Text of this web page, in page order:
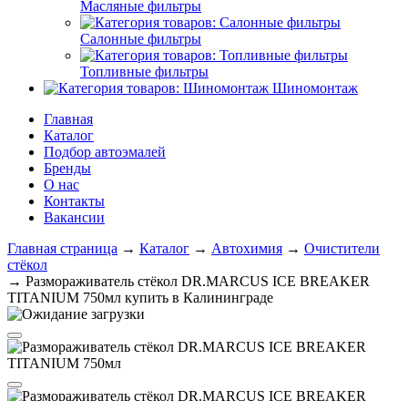
Масляные фильтры
Салонные фильтры
Топливные фильтры
Шиномонтаж
Главная
Каталог
Подбор автоэмалей
Бренды
О нас
Контакты
Вакансии
Главная страница → Каталог → Автохимия → Очистители
стёкол
→ Размораживатель стёкол DR.MARCUS ICE BREAKER
TITANIUM 750мл купить в Калининграде